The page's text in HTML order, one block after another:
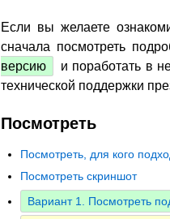
Если вы желаете
сначала посмотреть
версию
и поработать в
технической поддержки
Посмотреть
Посмотреть, для кого
Посмотреть скриншот
Вариант 1. Посмотреть